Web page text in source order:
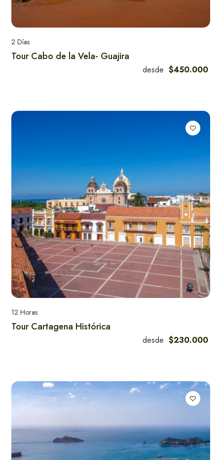
2 Días
Tour Cabo de la Vela- Guajira
desde $450.000
12 Horas
Tour Cartagena Histórica
desde $230.000